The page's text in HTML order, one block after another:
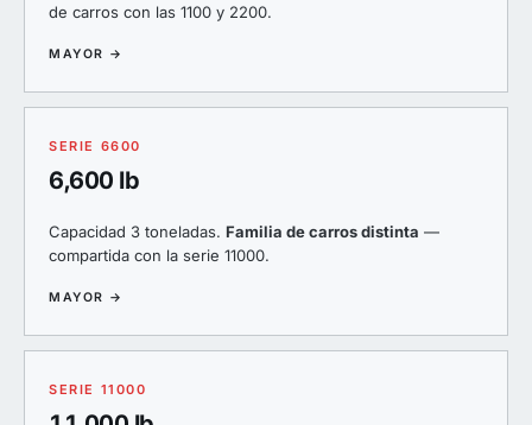
de carros con las 1100 y 2200.
MAYOR →
SERIE 6600
6,600 lb
Capacidad 3 toneladas. Familia de carros distinta —
compartida con la serie 11000.
MAYOR →
SERIE 11000